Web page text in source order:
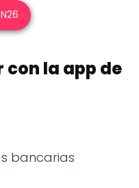
con la app de
bancarias